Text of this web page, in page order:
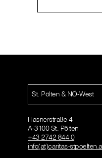
St. Pölten & NÖ-West
Hasnerstraße 4
A-3100 St. Pölten
+43 2742 844 0
info(at)caritas-